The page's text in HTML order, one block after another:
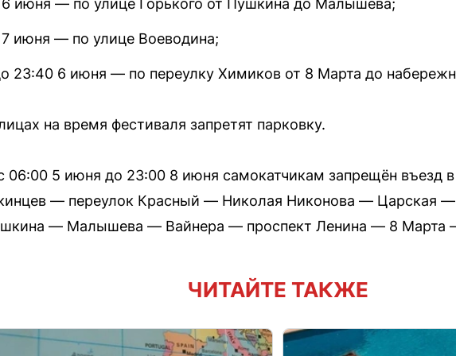
июня — по улице Воеводина;
23:40 6 июня — по переулку Химиков от 8 Марта до
на время фестиваля запретят парковку.
06:00 5 июня до 23:00 8 июня самокатчикам запрещён въезд в
— переулок Красный — Николая Никонова — Царская
— Малышева — Вайнера — проспект Ленина — 8 Марта
ЧИТАЙТЕ ТАКЖЕ